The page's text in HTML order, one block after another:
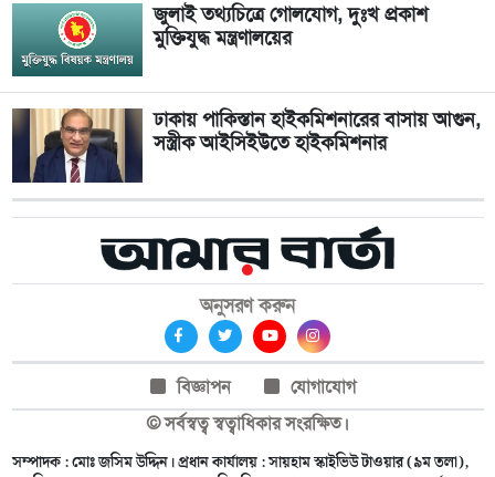
জুলাই তথ্যচিত্রে গোলযোগ, দুঃখ প্রকাশ
মুক্তিযুদ্ধ মন্ত্রণালয়ের
ঢাকায় পাকিস্তান হাইকমিশনারের বাসায় আগুন,
সস্ত্রীক আইসিইউতে হাইকমিশনার
অনুসরণ করুন
বিজ্ঞাপন
যোগাযোগ
© সর্বস্বত্ব স্বত্বাধিকার সংরক্ষিত।
সম্পাদক : মোঃ জসিম উদ্দিন। প্রধান কার্যালয় : সায়হাম স্কাইভিউ টাওয়ার (৯ম তলা),